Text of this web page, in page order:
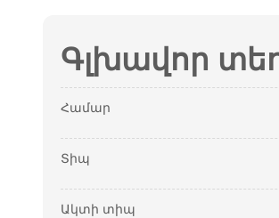
Գլխավոր
Համար
Տիպ
Ակտի տիպ